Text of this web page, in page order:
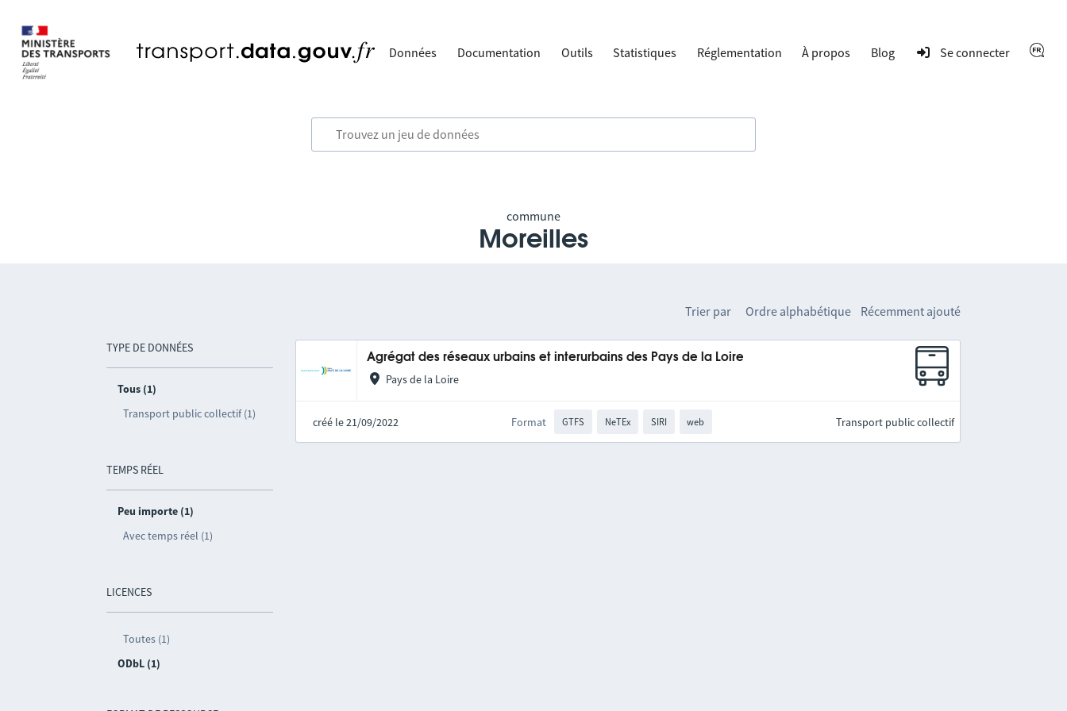
Données Documentation Outils Statistiques Réglementation À propos Blog Se connecter
commune
Moreilles
TYPE DE DONNÉES
Tous (1)
Transport public collectif (1)
TEMPS RÉEL
Peu importe (1)
Avec temps réel (1)
LICENCES
Toutes (1)
ODbL (1)
Trier par Ordre alphabétique Récemment ajouté
Agrégat des réseaux urbains et interurbains des Pays de la Loire
Pays de la Loire
créé le 21/09/2022 Format GTFS NeTEx SIRI web Transport public collectif